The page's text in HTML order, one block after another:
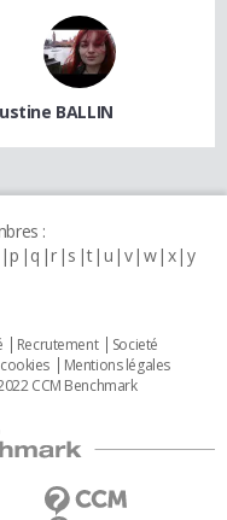
BALLIN
:
p q r s t u v w x y
Recrutement
Societé
Mentions légales
CCM Benchmark